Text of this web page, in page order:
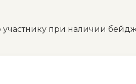
при наличии